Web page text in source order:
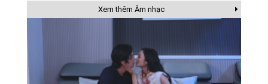
Xem thêm Âm nhạc